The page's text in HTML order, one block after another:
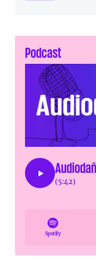
Podcast
(5:42)
Spotify